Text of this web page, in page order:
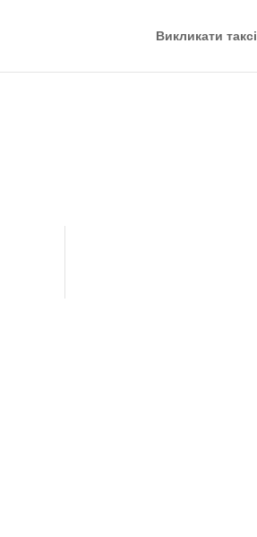
Викликати таксі